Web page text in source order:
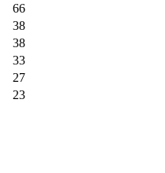
66
38
38
33
27
23